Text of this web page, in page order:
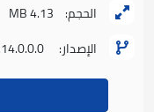
الحجم: 4.13 MB
الإصدار: